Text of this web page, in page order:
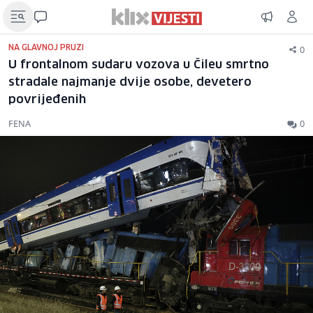
NA GLAVNOJ PRUZI 0
U frontalnom sudaru vozova u Čileu smrtno
stradale najmanje dvije osobe, devetero
povrijeđenih
FENA 0